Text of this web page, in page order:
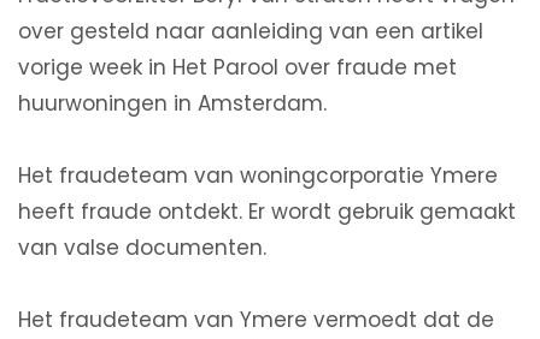
over gesteld naar aanleiding van een artikel
vorige week in Het Parool over fraude met
huurwoningen in Amsterdam.
Het fraudeteam van woningcorporatie Ymere
heeft fraude ontdekt. Er wordt gebruik gemaakt
van valse documenten.
Het fraudeteam van Ymere vermoedt dat de